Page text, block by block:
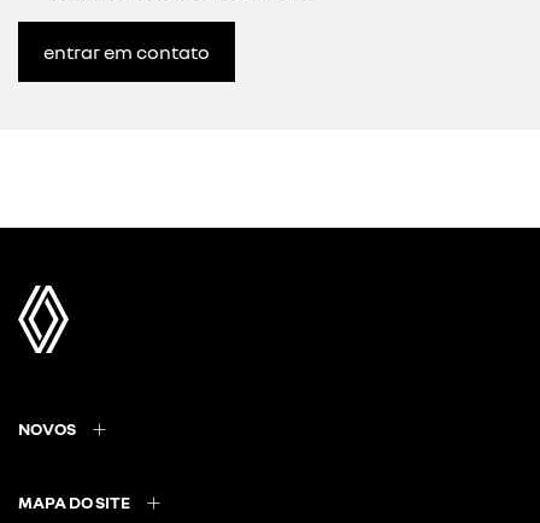
entrar em contato
NOVOS
MAPA DO SITE